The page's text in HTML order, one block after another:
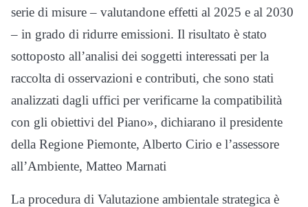
serie di misure – valutandone effetti al 2025 e al 2030
– in grado di ridurre emissioni. Il risultato è stato
sottoposto all’analisi dei soggetti interessati per la
raccolta di osservazioni e contributi, che sono stati
analizzati dagli uffici per verificarne la compatibilità
con gli obiettivi del Piano», dichiarano il presidente
della Regione Piemonte, Alberto Cirio e l’assessore
all’Ambiente, Matteo Marnati
La procedura di Valutazione ambientale strategica è